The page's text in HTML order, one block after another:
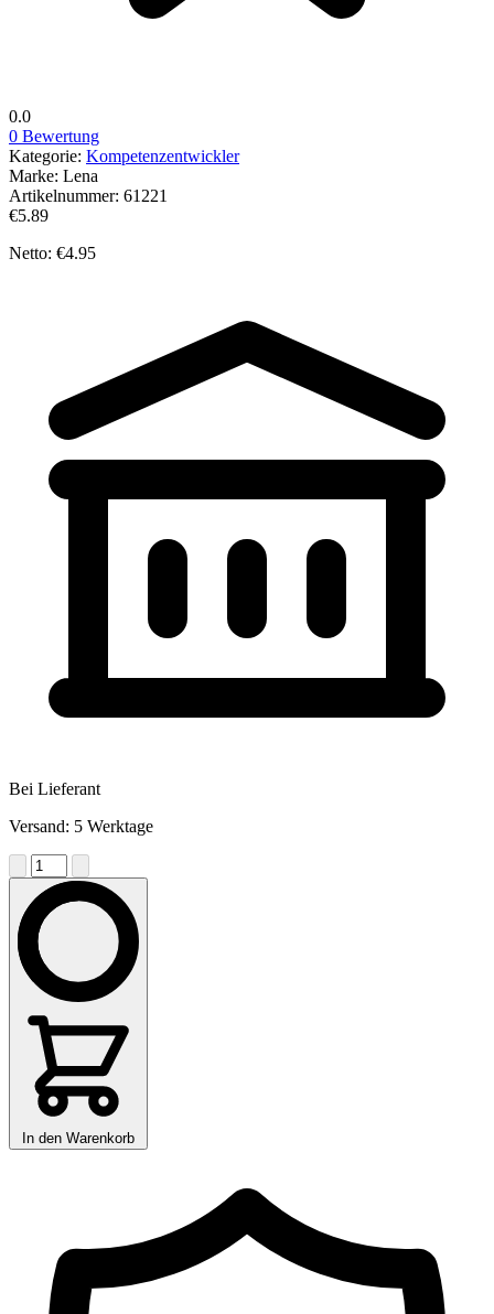
0.0
0 Bewertung
Kategorie: Kompetenzentwickler
Marke: Lena
Artikelnummer: 61221
€5.89
Netto: €4.95
Bei Lieferant
Versand: 5 Werktage
In den Warenkorb